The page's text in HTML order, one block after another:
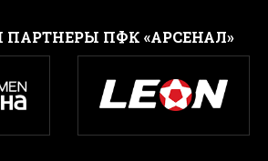
ПАРТНЕРЫ ПФК «АРСЕНАЛ»